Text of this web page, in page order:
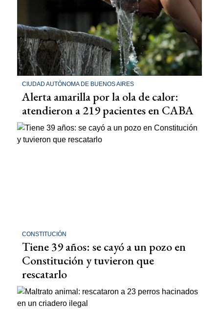
CIUDAD AUTÓNOMA DE BUENOS AIRES
Alerta amarilla por la ola de calor:
atendieron a 219 pacientes en CABA
CONSTITUCIÓN
Tiene 39 años: se cayó a un pozo en
Constitución y tuvieron que
rescatarlo